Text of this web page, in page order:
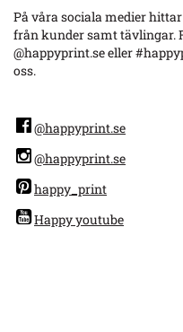
På våra sociala medier
från kunder samt tävlingar.
@happyprint.se eller
oss.
@happyprint.se
@happyprint.se
happy_print
Happy youtube